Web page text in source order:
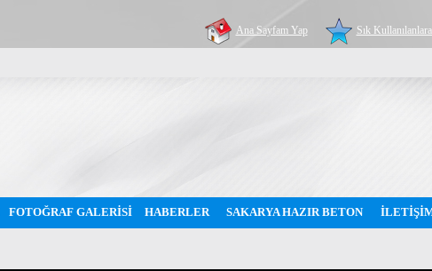
Ana Sayfam Yap Sık
FOTOĞRAF GALERİSİ HABERLER SAKARYA HAZIR BETON